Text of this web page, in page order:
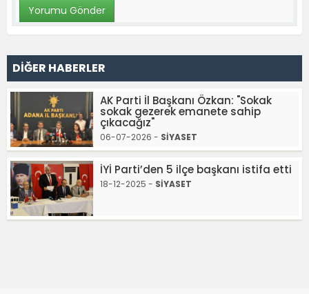
DİĞER HABERLER
AK Parti İl Başkanı Özkan: "Sokak
sokak gezerek emanete sahip
çıkacağız"
06-07-2026 - SİYASET
İYİ Parti’den 5 ilçe başkanı istifa etti
18-12-2025 - SİYASET